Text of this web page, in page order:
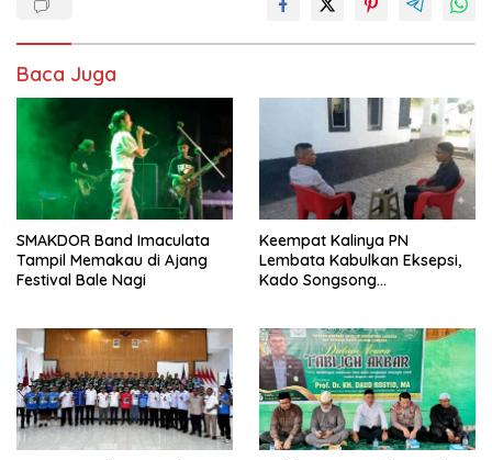
Baca Juga
SMAKDOR Band Imaculata
Tampil Memakau di Ajang
Festival Bale Nagi
Keempat Kalinya PN
Lembata Kabulkan Eksepsi,
Kado Songsong